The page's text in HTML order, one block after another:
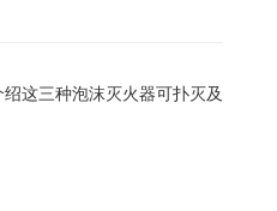
这三种泡沫灭火器可扑灭及